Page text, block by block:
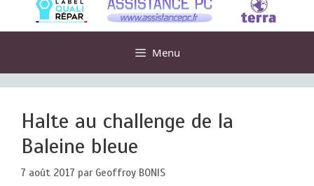
Menu
Halte au challenge de la
Baleine bleue
7 août 2017 par Geoffroy BONIS